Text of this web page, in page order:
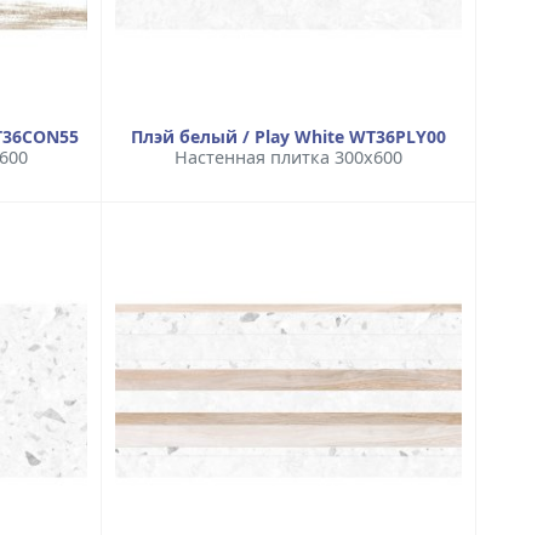
Плэй белый / Play White WT36PLY00
Настенная плитка 300x600